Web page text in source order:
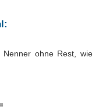
ohne Rest, wie